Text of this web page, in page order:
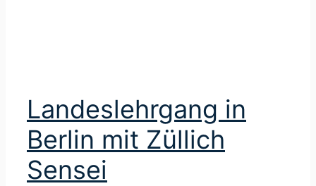
Landeslehrgang in
Berlin mit Züllich
Sensei